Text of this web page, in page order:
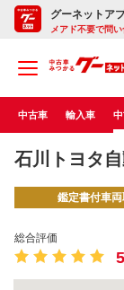
グーネットア
メアド不要で問
中古車 輸入車
石川トヨタ
鑑定書付車
総合評価